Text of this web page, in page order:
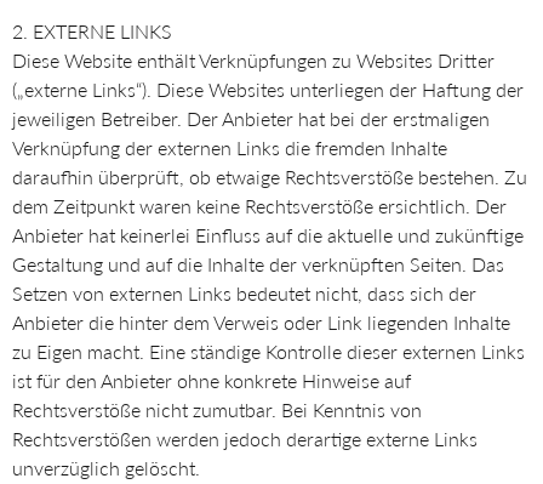
2. EXTERNE LINKS
Diese Website enthält Verknüpfungen zu Websites Dritter
(„externe Links“). Diese Websites unterliegen der Haftung der
jeweiligen Betreiber. Der Anbieter hat bei der erstmaligen
Verknüpfung der externen Links die fremden Inhalte
daraufhin überprüft, ob etwaige Rechtsverstöße bestehen. Zu
dem Zeitpunkt waren keine Rechtsverstöße ersichtlich. Der
Anbieter hat keinerlei Einfluss auf die aktuelle und zukünftige
Gestaltung und auf die Inhalte der verknüpften Seiten. Das
Setzen von externen Links bedeutet nicht, dass sich der
Anbieter die hinter dem Verweis oder Link liegenden Inhalte
zu Eigen macht. Eine ständige Kontrolle dieser externen Links
ist für den Anbieter ohne konkrete Hinweise auf
Rechtsverstöße nicht zumutbar. Bei Kenntnis von
Rechtsverstößen werden jedoch derartige externe Links
unverzüglich gelöscht.